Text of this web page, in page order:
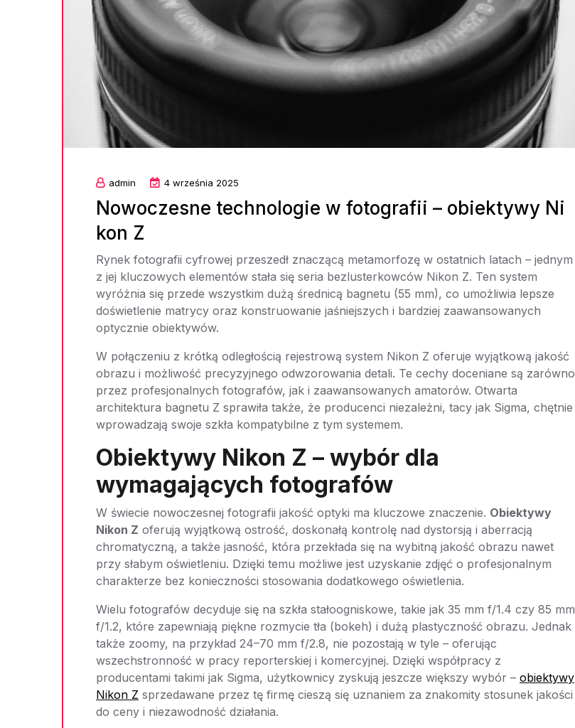
admin 4 września 2025
Nowoczesne technologie w fotografii – obiektywy Ni
kon Z
Rynek fotografii cyfrowej przeszedł znaczącą metamorfozę w ostatnich latach – jednym
z jej kluczowych elementów stała się seria bezlusterkowców Nikon Z. Ten system
wyróżnia się przede wszystkim dużą średnicą bagnetu (55 mm), co umożliwia lepsze
doświetlenie matrycy oraz konstruowanie jaśniejszych i bardziej zaawansowanych
optycznie obiektywów.
W połączeniu z krótką odległością rejestrową system Nikon Z oferuje wyjątkową jakość
obrazu i możliwość precyzyjnego odwzorowania detali. Te cechy doceniane są zarówno
przez profesjonalnych fotografów, jak i zaawansowanych amatorów. Otwarta
architektura bagnetu Z sprawiła także, że producenci niezależni, tacy jak Sigma, chętnie
wprowadzają swoje szkła kompatybilne z tym systemem.
Obiektywy Nikon Z – wybór dla
wymagających fotografów
W świecie nowoczesnej fotografii jakość optyki ma kluczowe znaczenie. Obiektywy
Nikon Z oferują wyjątkową ostrość, doskonałą kontrolę nad dystorsją i aberracją
chromatyczną, a także jasność, która przekłada się na wybitną jakość obrazu nawet
przy słabym oświetleniu. Dzięki temu możliwe jest uzyskanie zdjęć o profesjonalnym
charakterze bez konieczności stosowania dodatkowego oświetlenia.
Wielu fotografów decyduje się na szkła stałoogniskowe, takie jak 35 mm f/1.4 czy 85 mm
f/1.2, które zapewniają piękne rozmycie tła (bokeh) i dużą plastyczność obrazu. Jednak
także zoomy, na przykład 24–70 mm f/2.8, nie pozostają w tyle – oferując
wszechstronność w pracy reporterskiej i komercyjnej. Dzięki współpracy z
producentami takimi jak Sigma, użytkownicy zyskują jeszcze większy wybór – obiektywy
Nikon Z sprzedawane przez tę firmę cieszą się uznaniem za znakomity stosunek jakości
do ceny i niezawodność działania.